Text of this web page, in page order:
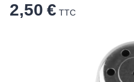
2,50 € TTC